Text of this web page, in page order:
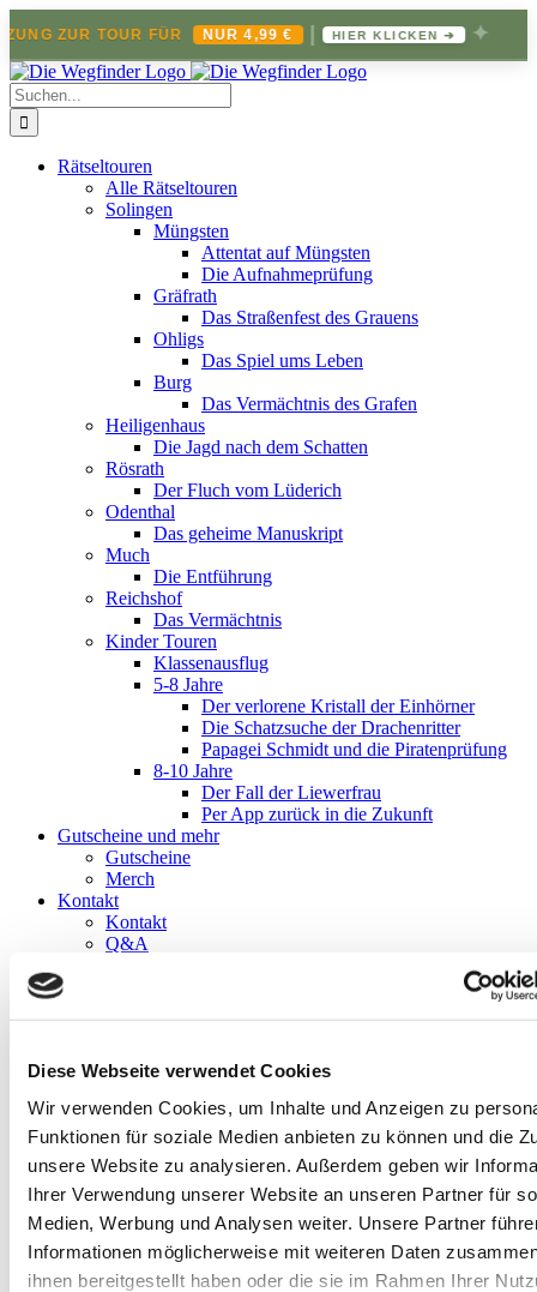
Diese Webseite verwendet Cookies
Wir verwenden Cookies, um Inhalte und Anzeigen zu
Funktionen für soziale Medien anbieten zu können und die
unsere Website zu analysieren. Außerdem geben wir
Ihrer Verwendung unserer Website an unseren Partner für
Medien, Werbung und Analysen weiter. Unsere Partner
Informationen möglicherweise mit weiteren Daten
ihnen bereitgestellt haben oder die sie im Rahmen Ihrer
ZUR TOUR FÜR NUR 4,99 € | HIER KLICKEN ➔ ✦
Zum
Inhalt
springen
Suche
nach:
Rätseltouren
Alle Rätseltouren
Solingen
Müngsten
Attentat auf Müngsten
Die Aufnahmeprüfung
Gräfrath
Das Straßenfest des Grauens
Ohligs
Das Spiel ums Leben
Burg
Das Vermächtnis des Grafen
Heiligenhaus
Die Jagd nach dem Schatten
Rösrath
Der Fluch vom Lüderich
Odenthal
Das geheime Manuskript
Much
Die Entführung
Reichshof
Das Vermächtnis
Kinder Touren
Klassenausflug
5-8 Jahre
Der verlorene Kristall der Einhörner
Die Schatzsuche der Drachenritter
Papagei Schmidt und die Piratenprüfung
8-10 Jahre
Der Fall der Liewerfrau
Per App zurück in die Zukunft
Gutscheine und mehr
Gutscheine
Merch
Kontakt
Kontakt
Q&A
Sortieren nachBeliebtheit
Sortieren nach Name
Sortieren nach
Preis
Sortieren nachDatum
Sortieren nachBeliebtheit
Sortieren nachBewertung